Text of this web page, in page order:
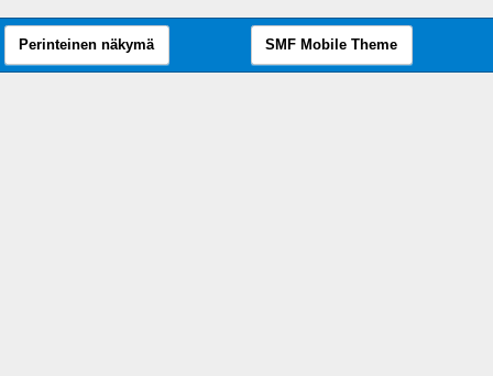
Perinteinen näkymä SMF Mobile Theme